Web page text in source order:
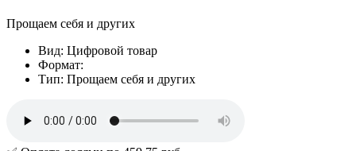
Прощаем себя и других
Вид: Цифровой товар
Формат:
Тип: Прощаем себя и других